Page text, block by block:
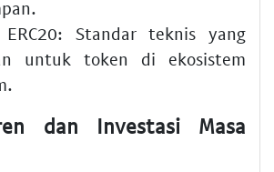
Standar teknis yang
untuk token di ekosistem
dan Investasi Masa